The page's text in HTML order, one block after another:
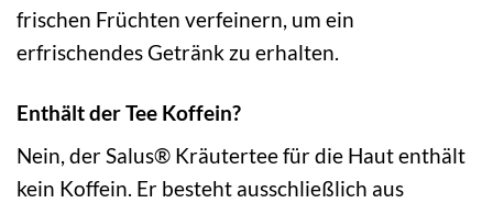
frischen Früchten verfeinern, um ein
erfrischendes Getränk zu erhalten.
Enthält der Tee Koffein?
Nein, der Salus® Kräutertee für die Haut enthält
kein Koffein. Er besteht ausschließlich aus